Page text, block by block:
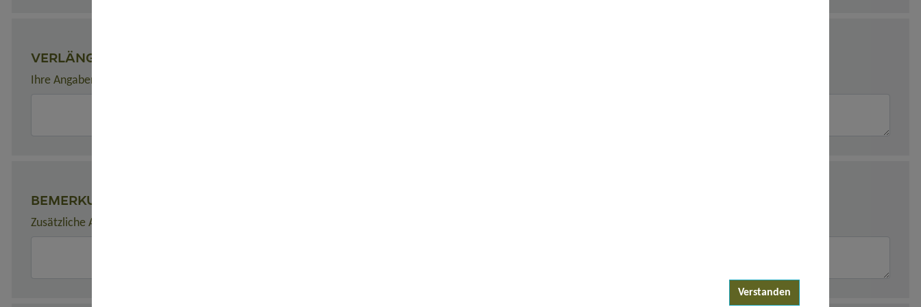
VERLÄNGERUNGEN
Ihre Angaben zu gewünschten Verlängerungsprogrammen, Badeaufenthalte etc. vor und nach der Reise.
BEMERKUNGEN
Zusätzliche Angaben zur Buchung, z. B. zu Unterkünften
Verstanden